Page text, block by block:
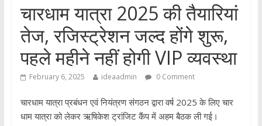
चारधाम यात्रा 2025 की तैयारियां
तेज, रजिस्ट्रेशन जल्द होंगे शुरू,
पहले महीने नहीं होगी VIP व्यवस्था
February 6, 2025 ideaadmin 0 Comment
चारधाम यात्रा प्रबंधन एवं नियंत्रण संगठन द्वारा वर्ष 2025 के लिए चार
धाम यात्रा को लेकर ऋषिकेश ट्रांजिट कैंप में अहम बैठक ली गई।